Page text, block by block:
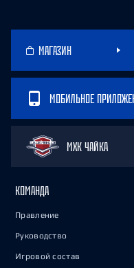
МАГАЗИН
МОБИЛЬНОЕ
МХК ЧАЙКА
КОМАНДА
Правление
Руководство
Игровой состав